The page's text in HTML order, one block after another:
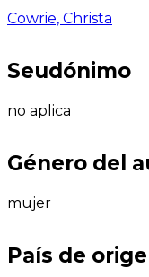
Cowrie, Christa
Seudónimo
no aplica
Género del
mujer
País de